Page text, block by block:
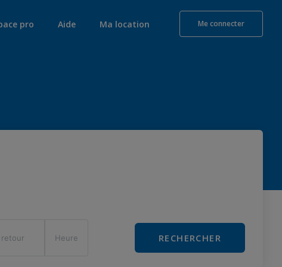
pro Aide Ma location Me connecter
RECHERCHER